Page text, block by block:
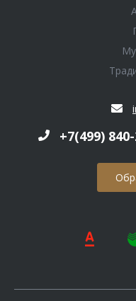
+7(499)